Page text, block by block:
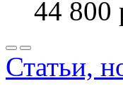
44 800
Статьи,